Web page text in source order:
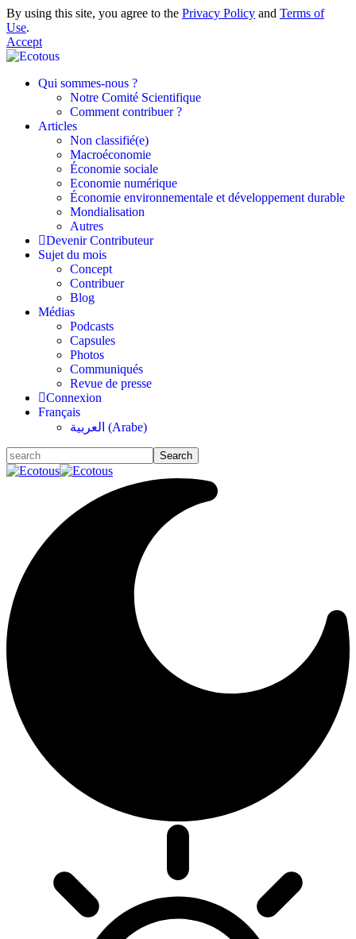
By using this site, you agree to the Privacy Policy and Terms of
Use.
Accept
Qui sommes-nous ?
Notre Comité Scientifique
Comment contribuer ?
Articles
Non classifié(e)
Macroéconomie
Économie sociale
Economie numérique
Économie environnementale et développement durable
Mondialisation
Autres
Devenir Contributeur
Sujet du mois
Concept
Contribuer
Blog
Médias
Podcasts
Capsules
Photos
Communiqués
Revue de presse
Connexion
Français
العربية (Arabe)